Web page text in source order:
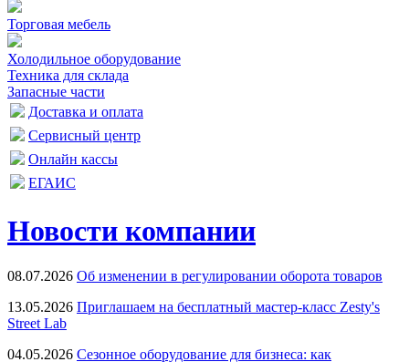
Торговая мебель
Холодильное оборудование
Техника для склада
Запасные части
Доставка и оплата
Сервисный центр
Онлайн кассы
ЕГАИС
Новости компании
08.07.2026 Об изменении в регулировании оборота товаров
13.05.2026 Приглашаем на бесплатный мастер-класс Zesty's
Street Lab
04.05.2026 Сезонное оборудование для бизнеса: как